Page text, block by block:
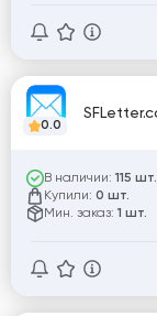
0.0
В наличии: 115 шт.
Купили: 0 шт.
Мин. заказ: 1 шт.